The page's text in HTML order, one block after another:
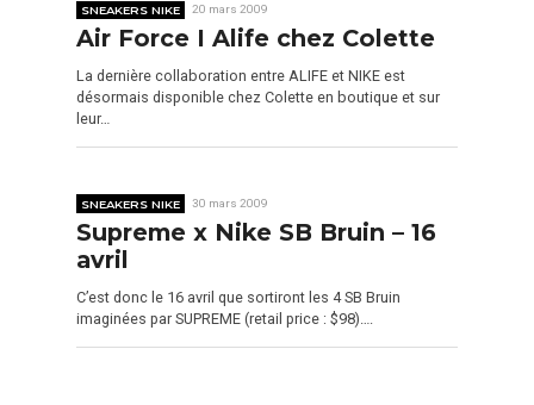
SNEAKERS NIKE 20 mars 2009
Air Force I Alife chez Colette
La dernière collaboration entre ALIFE et NIKE est
désormais disponible chez Colette en boutique et sur
leur…
SNEAKERS NIKE 30 mars 2009
Supreme x Nike SB Bruin – 16
avril
C’est donc le 16 avril que sortiront les 4 SB Bruin
imaginées par SUPREME (retail price : $98)….